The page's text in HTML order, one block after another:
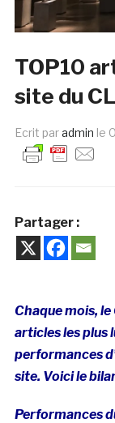
TOP10
site du
Ecrit paradmin le
Partager :
Chaque mois, le
articles les plus
performances
site. Voici le
Performances